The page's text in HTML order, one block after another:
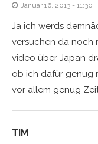
Januar 16, 2013 - 11:30
Ja ich werds
versuchen da noch
video über Japan
ob ich dafür genug
vor allem genug
TIM